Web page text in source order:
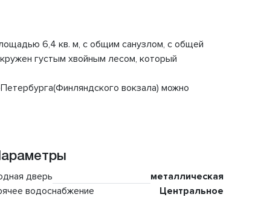
6,4 кв. м, с общим санузлом, с общей
густым хвойным лесом, который
вокзала) можно
дверь
металлическая
водоснабжение
Центральное